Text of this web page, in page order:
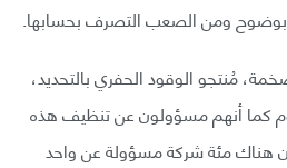
بوضوح ومن الصعب التصرف بحسابها.
مُنتجو الوقود الحفري بالتحديد،
كما أنهم مسؤولون عن تنظيف هذه
هناك مئة شركة مسؤولة عن واحد